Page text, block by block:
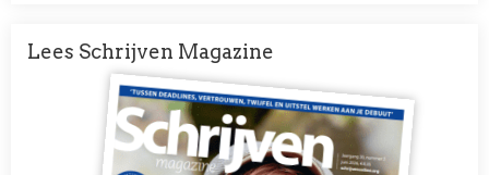
Lees Schrijven Magazine
Afbeelding